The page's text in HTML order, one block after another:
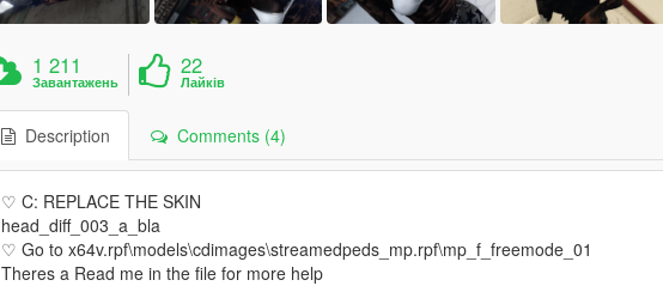
1 211
Завантажень
22
Лайків
Description Comments (4)
♡ C: REPLACE THE SKIN
head_diff_003_a_bla
♡ Go to x64v.rpf\models\cdimages\streamedpeds_mp.rpf\mp_f_freemode_01
Theres a Read me in the file for more help